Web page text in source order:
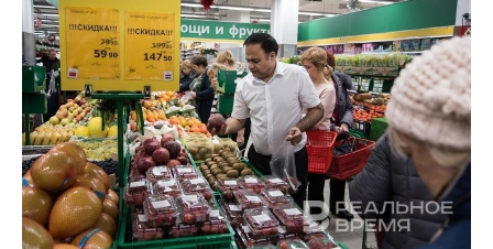
КОМУ ПРИНАДЛЕЖАТ
ТОРГОВЫЕ ЦЕНТРЫ
ТАТАРСТАНА
БЮДЖЕТ
ИНВЕСТИЦИИ
МАШИНОСТРОЕНИЕ
НЕФТЕХИМИЯ
НЕФТЬ
ОПК
ЭНЕРГЕТИКА
НОВОСТИ АВТО
БИЗНЕС
НОВОСТИ БИЗНЕСА
РОЗНИЧНАЯ ТОРГОВЛЯ
ТРАНСПОРТ
УСЛУГИ
ТЕХНОЛОГИИ
НОВОСТИ ТЕХНОЛОГИЙ
IT
МЕДИА
МЕРОПРИЯТИЯ
НОВОСТИ МЕРОПРИЯТИЙ
ВЫЕЗДНАЯ РЕДАКЦИЯ
СПОРТ
НОВОСТИ СПОРТА
ОБЩЕСТВО